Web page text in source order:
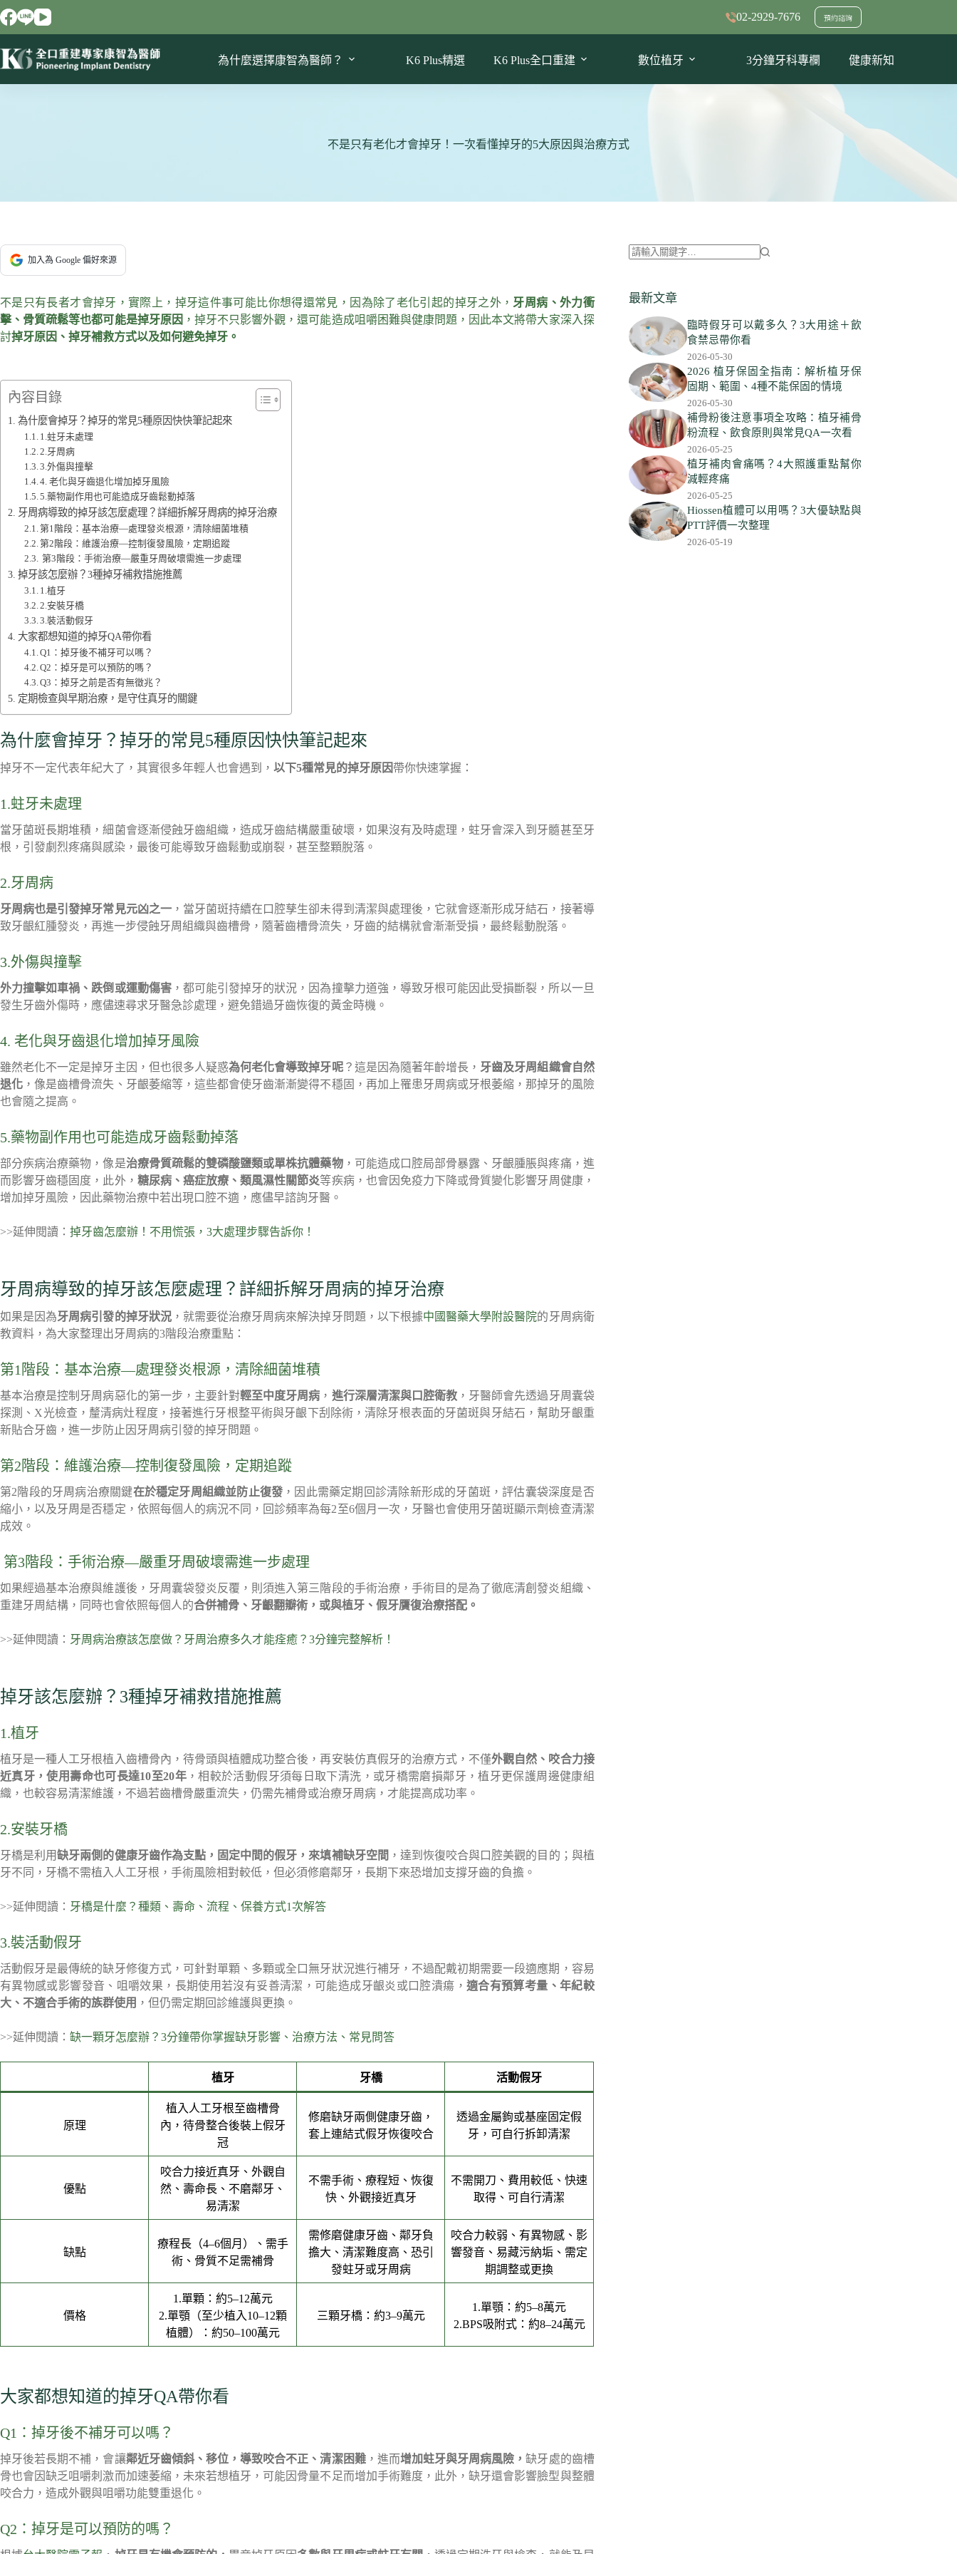
跳
至
要
02-2929-7676 預約諮詢
為什麼選擇康智為醫師？ K6 Plus精選 K6 Plus全口重建 數位植牙 3分鐘牙科專欄 健康新知
不是只有老化才會掉牙！一次看懂掉牙的5大原因與治療方式
加入為 Google 偏好來源
不是只有長者才會掉牙，實際上，掉牙這件事可能比你想得還常見，因為除了老化引起的掉牙之外， 牙周病、外力衝
擊、骨質疏鬆等也都可能是掉牙原因 ，掉牙不只影響外觀，還可能造成咀嚼困難與健康問題，因此本文將帶大家深入探
討掉牙原因、掉牙補救方式以及如何避免掉牙。
內容目錄
為什麼會掉牙？掉牙的常見5種原因快快筆記起來
1.蛀牙未處理
2.牙周病
3.外傷與撞擊
4. 老化與牙齒退化增加掉牙風險
5.藥物副作用也可能造成牙齒鬆動掉落
牙周病導致的掉牙該怎麼處理？詳細拆解牙周病的掉牙治療
第1階段：基本治療—處理發炎根源，清除細菌堆積
第2階段：維護治療—控制復發風險，定期追蹤
第3階段：手術治療—嚴重牙周破壞需進一步處理
掉牙該怎麼辦？3種掉牙補救措施推薦
1.植牙
2.安裝牙橋
3.裝活動假牙
大家都想知道的掉牙QA帶你看
Q1：掉牙後不補牙可以嗎？
Q2：掉牙是可以預防的嗎？
Q3：掉牙之前是否有無徵兆？
定期檢查與早期治療，是守住真牙的關鍵
為什麼會掉牙？掉牙的常見5種原因快快筆記起來
掉牙不一定代表年紀大了，其實很多年輕人也會遇到， 以下5種常見的掉牙原因帶你快速掌握：
1.蛀牙未處理
當牙菌斑長期堆積，細菌會逐漸侵蝕牙齒組織，造成牙齒結構嚴重破壞，如果沒有及時處理，蛀牙會深入到牙髓甚至牙
根，引發劇烈疼痛與感染，最後可能導致牙齒鬆動或崩裂，甚至整顆脫落。
2.牙周病
牙周病也是引發掉牙常見元凶之一，當牙菌斑持續在口腔孳生卻未得到清潔與處理後，它就會逐漸形成牙結石，接著導
致牙齦紅腫發炎，再進一步侵蝕牙周組織與齒槽骨，隨著齒槽骨流失，牙齒的結構就會漸漸受損，最終鬆動脫落。
3.外傷與撞擊
外力撞擊如車禍、跌倒或運動傷害，都可能引發掉牙的狀況，因為撞擊力道強，導致牙根可能因此受損斷裂，所以一旦
發生牙齒外傷時，應儘速尋求牙醫急診處理，避免錯過牙齒恢復的黃金時機。
4. 老化與牙齒退化增加掉牙風險
雖然老化不一定是掉牙主因，但也很多人疑惑為何老化會導致掉牙呢？這是因為隨著年齡增長， 牙齒及牙周組織會自然
退化 ，像是齒槽骨流失、牙齦萎縮等，這些都會使牙齒漸漸變得不穩固，再加上罹患牙周病或牙根萎縮，那掉牙的風險
也會隨之提高。
5.藥物副作用也可能造成牙齒鬆動掉落
部分疾病治療藥物，像是治療骨質疏鬆的雙磷酸鹽類或單株抗體藥物，可能造成口腔局部骨暴露、牙齦腫脹與疼痛，進
而影響牙齒穩固度，此外， 糖尿病、癌症放療、類風濕性關節炎等疾病，也會因免疫力下降或骨質變化影響牙周健康，
增加掉牙風險，因此藥物治療中若出現口腔不適，應儘早諮詢牙醫。
>>延伸閱讀： 掉牙齒怎麼辦！不用慌張，3大處理步驟告訴你！
牙周病導致的掉牙該怎麼處理？詳細拆解牙周病的掉牙治療
如果是因為牙周病引發的掉牙狀況，就需要從治療牙周病來解決掉牙問題，以下根據中國醫藥大學附設醫院的牙周病衛
教資料，為大家整理出牙周病的3階段治療重點：
第1階段：基本治療—處理發炎根源，清除細菌堆積
基本治療是控制牙周病惡化的第一步，主要針對輕至中度牙周病 ， 進行深層清潔與口腔衛教 ，牙醫師會先透過牙周囊袋
探測、X光檢查，釐清病灶程度，接著進行牙根整平術與牙齦下刮除術，清除牙根表面的牙菌斑與牙結石，幫助牙齦重
新貼合牙齒，進一步防止因牙周病引發的掉牙問題。
第2階段：維護治療—控制復發風險，定期追蹤
第2階段的牙周病治療關鍵在於穩定牙周組織並防止復發 ，因此需藥定期回診清除新形成的牙菌斑，評估囊袋深度是否
縮小，以及牙周是否穩定，依照每個人的病況不同，回診頻率為每2至6個月一次，牙醫也會使用牙菌斑顯示劑檢查清潔
成效。
第3階段：手術治療—嚴重牙周破壞需進一步處理
如果經過基本治療與維護後，牙周囊袋發炎反覆，則須進入第三階段的手術治療，手術目的是為了徹底清創發炎組織、
重建牙周結構，同時也會依照每個人的合併補骨、牙齦翻瓣術，或與植牙、假牙贋復治療搭配。
>>延伸閱讀： 牙周病治療該怎麼做？牙周治療多久才能痊癒？3分鐘完整解析！
掉牙該怎麼辦？3種掉牙補救措施推薦
1.植牙
植牙是一種人工牙根植入齒槽骨內，待骨頭與植體成功整合後，再安裝仿真假牙的治療方式，不僅外觀自然、咬合力接
近真牙，使用壽命也可長達10至20年，相較於活動假牙須每日取下清洗，或牙橋需磨損鄰牙，植牙更保護周邊健康組
織，也較容易清潔維護，不過若齒槽骨嚴重流失，仍需先補骨或治療牙周病，才能提高成功率。
2.安裝牙橋
牙橋是利用缺牙兩側的健康牙齒作為支點，固定中間的假牙，來填補缺牙空間 ，達到恢復咬合與口腔美觀的目的；與植
牙不同，牙橋不需植入人工牙根，手術風險相對較低，但必須修磨鄰牙，長期下來恐增加支撐牙齒的負擔。
>>延伸閱讀： 牙橋是什麼？種類、壽命、流程、保養方式1次解答
3.裝活動假牙
活動假牙是最傳統的缺牙修復方式，可針對單顆、多顆或全口無牙狀況進行補牙，不過配戴初期需要一段適應期，容易
有異物感或影響發音、咀嚼效果，長期使用若沒有妥善清潔，可能造成牙齦炎或口腔潰瘍， 適合有預算考量、年紀較
大、不適合手術的族群使用 ，但仍需定期回診維護與更換。
>>延伸閱讀： 缺一顆牙怎麼辦？3分鐘帶你掌握缺牙影響、治療方法、常見問答
植牙 牙橋 活動假牙
原理
植入人工牙根至齒槽骨
內，待骨整合後裝上假牙
冠
修磨缺牙兩側健康牙齒，
套上連結式假牙恢復咬合
透過金屬鉤或基座固定假
牙，可自行拆卸清潔
優點
咬合力接近真牙、外觀自
然、壽命長、不磨鄰牙、
易清潔
不需手術、療程短、恢復
快、外觀接近真牙
不需開刀、費用較低、快速
取得、可自行清潔
缺點
療程長（4–6個月）、需手
術、骨質不足需補骨
需修磨健康牙齒、鄰牙負
擔大、清潔難度高、恐引
發蛀牙或牙周病
咬合力較弱、有異物感、影
響發音、易藏污納垢、需定
期調整或更換
價格
1.單顆：約5–12萬元
2.單顎（至少植入10–12顆
植體）：約50–100萬元
三顆牙橋：約3–9萬元
1.單顎：約5–8萬元
2.BPS吸附式：約8–24萬元
大家都想知道的掉牙QA帶你看
Q1：掉牙後不補牙可以嗎？
掉牙後若長期不補，會讓鄰近牙齒傾斜、移位，導致咬合不正、清潔困難，進而增加蛀牙與牙周病風險，缺牙處的齒槽
骨也會因缺乏咀嚼刺激而加速萎縮，未來若想植牙，可能因骨量不足而增加手術難度，此外，缺牙還會影響臉型與整體
咬合力，造成外觀與咀嚼功能雙重退化。
Q2：掉牙是可以預防的嗎？
到
符
合
條
件
的
果
最新文章
臨時假牙可以戴多久？3大用途＋飲
食禁忌帶你看
2026-05-30
2026 植牙保固全指南：解析植牙保
固期、範圍、4種不能保固的情境
2026-05-30
補骨粉後注意事項全攻略：植牙補骨
粉流程、飲食原則與常見QA一次看
2026-05-25
植牙補肉會痛嗎？4大照護重點幫你
減輕疼痛
2026-05-25
Hiossen植體可以用嗎？3大優缺點與
PTT評價一次整理
2026-05-19